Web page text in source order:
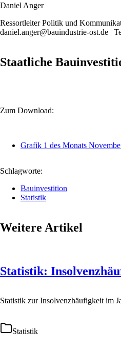
Daniel Anger
Ressortleiter Politik und
daniel.anger@bauindustrie-ost.de |
Staatliche
Zum Download:
Grafik 1 des Monats
Schlagworte:
Bauinvestition
Statistik
Weitere Artikel
Statistik:
Statistik zur Insolvenzhäufigkeit im
Statistik